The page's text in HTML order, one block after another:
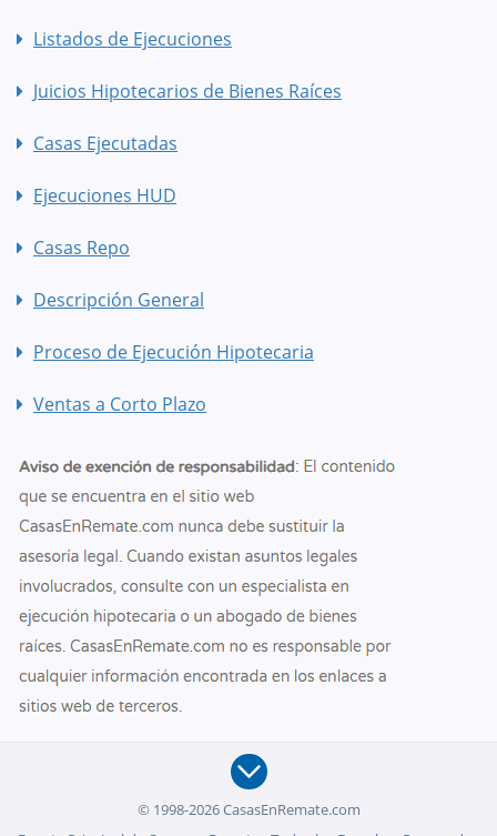
Listados de Ejecuciones
Juicios Hipotecarios de Bienes Raíces
Casas Ejecutadas
Ejecuciones HUD
Casas Repo
Descripción General
Proceso de Ejecución Hipotecaria
Ventas a Corto Plazo
© 1998-2026 CasasEnRemate.com